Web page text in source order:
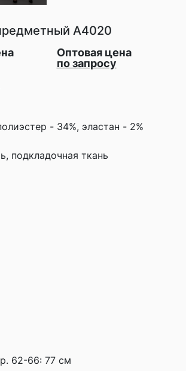
A4020
Оптовая цена
по запросу
- 34%, эластан - 2%
подкладочная ткань
62-66: 77 см